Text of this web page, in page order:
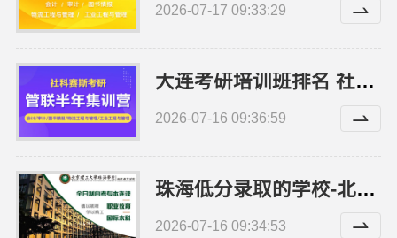
2026-07-17 09:33:29
大连考研培训班排名 社科赛斯考研五位一体循环教学
2026-07-16 09:36:59
珠海低分录取的学校-北京理工大学珠海学院继续教育学院
2026-07-16 09:34:53